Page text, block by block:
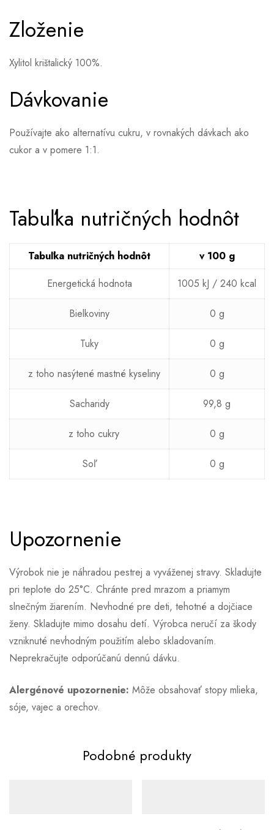
Zloženie
Xylitol krištalický 100%.
Dávkovanie
Používajte ako alternatívu cukru, v rovnakých dávkach ako
cukor a v pomere 1:1.
Tabuľka nutričných hodnôt
Tabuľka nutričných hodnôt
v 100 g
Energetická hodnota
1005 kJ / 240 kcal
Bielkoviny 0 g
Tuky 0 g
z toho nasýtené mastné kyseliny 0 g
Sacharidy 99,8 g
z toho cukry 0 g
Soľ 0 g
Upozornenie
Výrobok nie je náhradou pestrej a vyváženej stravy. Skladujte
pri teplote do 25°C. Chránte pred mrazom a priamym
slnečným žiarením. Nevhodné pre deti, tehotné a dojčiace
ženy. Skladujte mimo dosahu detí. Výrobca neručí za škody
vzniknuté nevhodným použitím alebo skladovaním.
Neprekračujte odporúčanú dennú dávku.
Alergénové upozornenie: Môže obsahovať stopy mlieka,
sóje, vajec a orechov.
Podobné produkty